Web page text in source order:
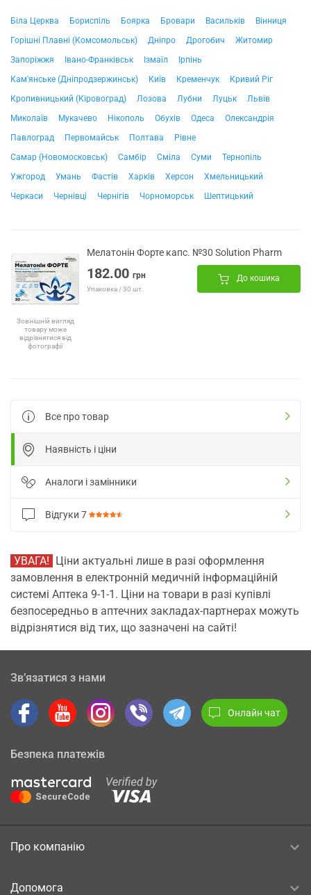
Біла Церква Бориспіль Боярка Бровари Васильків
Вінниця
Горішні Плавні (Комсомольськ)
Дніпро Дрогобич
Житомир
Запоріжжя
Івано-Франківськ Ізмаїл
Ірпінь
Кам'янське (Дніпродзержинськ)
Київ Кременчук
Кривий Ріг
Кропивницький (Кіровоград)
Лозова Лубни Луцьк
Львів
Миколаїв
Мукачево Нікополь Обухів Одеса
Олександрія
Павлоград
Первомайськ Полтава
Рівне
Самар (Новомосковськ)
Самбір Сміла Суми
Тернопіль
Ужгород
Умань Фастів Харків Херсон
Хмельницький
Черкаси
Чернівці Чернігів Чорноморськ Шептицький
Зовнішній вигляд
товару може
відрізнятися від
фотографії
Мелатонін Форте капс. №30 Solution Pharm
182.00 грн
Упаковка / 30 шт.
До кошика
Все про товар
Наявність і ціни
Аналоги і замінники
Відгуки 7
УВАГА! Ціни актуальні лише в разі оформлення
замовлення в електронній медичній інформаційній
системі Аптека 9-1-1. Ціни на товари в разі купівлі
безпосередньо в аптечних закладах-партнерах можуть
відрізнятися від тих, що зазначені на сайті!
Зв’язатися з нами
Онлайн чат
Безпека платежів
Про компанію
Допомога